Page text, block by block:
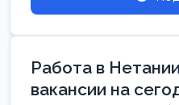
Работа в
вакансии на